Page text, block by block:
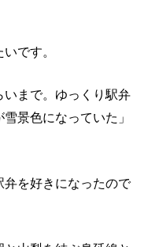
です。
まで。ゆっくり駅弁
景色になっていた」
を好きになったので